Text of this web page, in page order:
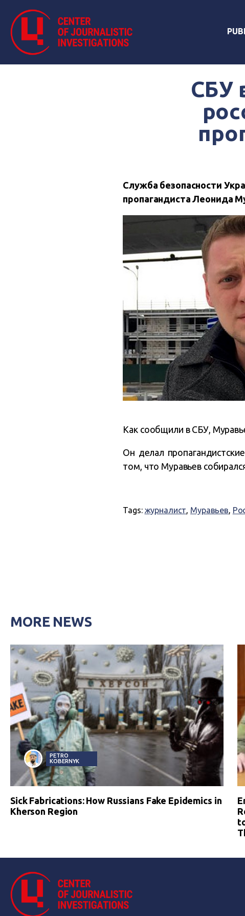
СБУ
Служба безопасности
пропагандиста Леонида
Как сообщили в СБУ,
Он делал
том, что Муравьев
Tags: журналист, Муравьев,
MORE NEWS
PETRO
KOBERNYK
Sick Fabrications: How Russians Fake Epidemics in
Kherson Region